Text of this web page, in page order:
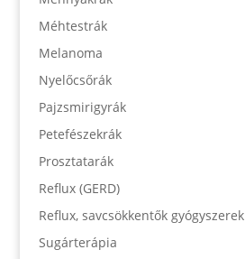
Méhtestrák
Melanoma
Nyelőcsőrák
Pajzsmirigyrák
Petefészekrák
Prosztatarák
Reflux (GERD)
Reflux, savcsökkentők gyógyszerek
Sugárterápia